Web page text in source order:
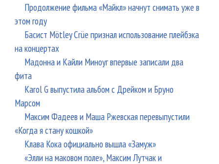
Продолжение фильма «Майкл» начнут снимать уже в
этом году
Басист Mötley Crüe признал использование плейбэка
на концертах
Мадонна и Кайли Миноуг впервые записали два
фита
Karol G выпустила альбом с Дрейком и Бруно
Марсом
Максим Фадеев и Маша Ржевская перевыпустили
«Когда я стану кошкой»
Клава Кока официально вышла «Замуж»
«Элли на маковом поле», Максим Лутчак и